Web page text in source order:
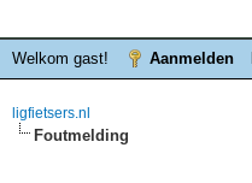
Welkom gast! Aanmelden
ligfietsers.nl
Foutmelding